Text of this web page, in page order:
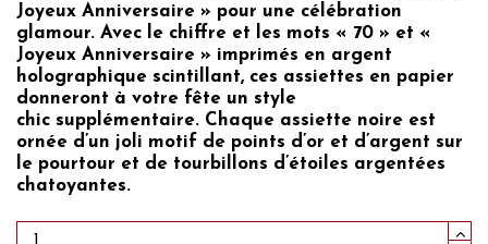
Joyeux Anniversaire » pour une célébration
glamour. Avec le chiffre et les mots « 70 » et «
Joyeux Anniversaire » imprimés en argent
holographique scintillant, ces assiettes en papier
donneront à votre fête un style
chic supplémentaire. Chaque assiette noire est
ornée d’un joli motif de points d’or et d’argent sur
le pourtour et de tourbillons d’étoiles argentées
chatoyantes.